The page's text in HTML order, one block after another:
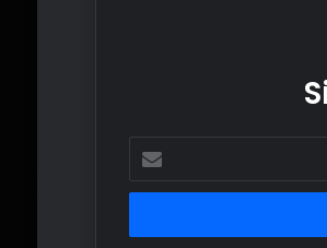
posta
adresinizi